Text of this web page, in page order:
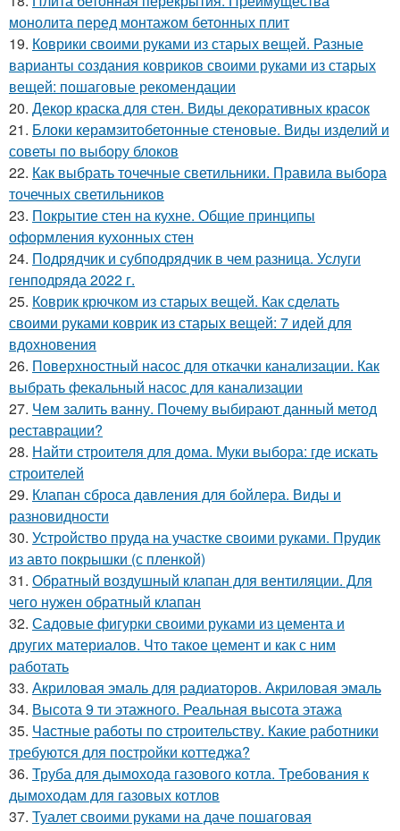
монолита перед монтажом бетонных плит
19. Коврики своими руками из старых вещей. Разные
варианты создания ковриков своими руками из старых
вещей: пошаговые рекомендации
20. Декор краска для стен. Виды декоративных красок
21. Блоки керамзитобетонные стеновые. Виды изделий и
советы по выбору блоков
22. Как выбрать точечные светильники. Правила выбора
точечных светильников
23. Покрытие стен на кухне. Общие принципы
оформления кухонных стен
24. Подрядчик и субподрядчик в чем разница. Услуги
генподряда 2022 г.
25. Коврик крючком из старых вещей. Как сделать
своими руками коврик из старых вещей: 7 идей для
вдохновения
26. Поверхностный насос для откачки канализации. Как
выбрать фекальный насос для канализации
27. Чем залить ванну. Почему выбирают данный метод
реставрации?
28. Найти строителя для дома. Муки выбора: где искать
строителей
29. Клапан сброса давления для бойлера. Виды и
разновидности
30. Устройство пруда на участке своими руками. Прудик
из авто покрышки (с пленкой)
31. Обратный воздушный клапан для вентиляции. Для
чего нужен обратный клапан
32. Садовые фигурки своими руками из цемента и
других материалов. Что такое цемент и как с ним
работать
33. Акриловая эмаль для радиаторов. Акриловая эмаль
34. Высота 9 ти этажного. Реальная высота этажа
35. Частные работы по строительству. Какие работники
требуются для постройки коттеджа?
36. Труба для дымохода газового котла. Требования к
дымоходам для газовых котлов
37. Туалет своими руками на даче пошаговая